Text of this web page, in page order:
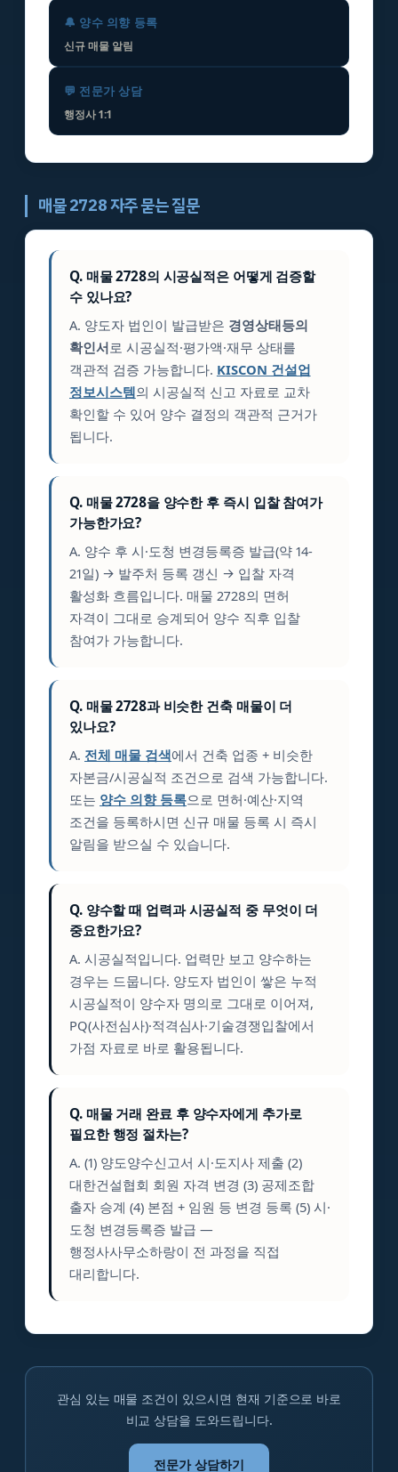
🔔 양수 의향 등록
신규 매물 알림
💬 전문가 상담
행정사 1:1
매물 2728 자주 묻는 질문
Q. 매물 2728의 시공실적은 어떻게 검증할
수 있나요?
A. 양도자 법인이 발급받은 경영상태등의
확인서로 시공실적·평가액·재무 상태를
객관적 검증 가능합니다. KISCON 건설업
정보시스템의 시공실적 신고 자료로 교차
확인할 수 있어 양수 결정의 객관적 근거가
됩니다.
Q. 매물 2728을 양수한 후 즉시 입찰 참여가
가능한가요?
A. 양수 후 시·도청 변경등록증 발급(약 14-
21일) → 발주처 등록 갱신 → 입찰 자격
활성화 흐름입니다. 매물 2728의 면허
자격이 그대로 승계되어 양수 직후 입찰
참여가 가능합니다.
Q. 매물 2728과 비슷한 건축 매물이 더
있나요?
A. 전체 매물 검색에서 건축 업종 + 비슷한
자본금/시공실적 조건으로 검색 가능합니다.
또는 양수 의향 등록으로 면허·예산·지역
조건을 등록하시면 신규 매물 등록 시 즉시
알림을 받으실 수 있습니다.
Q. 양수할 때 업력과 시공실적 중 무엇이 더
중요한가요?
A. 시공실적입니다. 업력만 보고 양수하는
경우는 드뭅니다. 양도자 법인이 쌓은 누적
시공실적이 양수자 명의로 그대로 이어져,
PQ(사전심사)·적격심사·기술경쟁입찰에서
가점 자료로 바로 활용됩니다.
Q. 매물 거래 완료 후 양수자에게 추가로
필요한 행정 절차는?
A. (1) 양도양수신고서 시·도지사 제출 (2)
대한건설협회 회원 자격 변경 (3) 공제조합
출자 승계 (4) 본점 + 임원 등 변경 등록 (5) 시·
도청 변경등록증 발급 —
행정사사무소하랑이 전 과정을 직접
대리합니다.
관심 있는 매물 조건이 있으시면 현재 기준으로 바로
비교 상담을 도와드립니다.
전문가 상담하기